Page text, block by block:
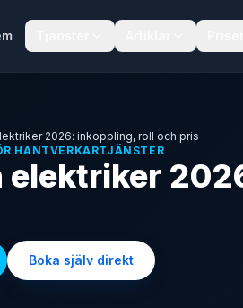
2026: inkoppling, roll och pris
HANTVERKARTJÄNSTER
elektriker
Boka själv direkt